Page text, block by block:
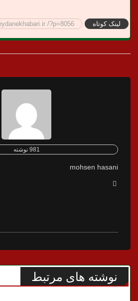
لینک کوتاه /?p=8056
981 نوشته
mohsen hasani
نوشته های مرتبط